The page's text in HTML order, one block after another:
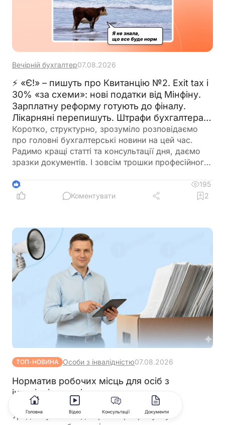
Вечірній бухгалтер07.08.2026
⚡ «Є!» – пишуть про Квитанцію №2. Exit tax і
30% «за схеми»: нові податки від Мінфіну.
Зарплатну реформу готують до фіналу.
Лікарняні перепишуть. Штрафи бухгалтерам
– теж. 🙋‍♀️ Вечірній бухгалтер від 07.08.2026
Коротко, структурно, зрозуміло розповідаємо
про головні бухгалтерські новини на цей час.
Радимо кращі статті та консультації дня, даємо
зразки документів. І зовсім трошки професійного
4
195
Коментувати
2
ТОП-НОВИНА Особи з інвалідністю07.08.2026
Норматив робочих місць для осіб з
інвалідністю змінять: кого не
враховуватимуть у розрахунку
Уряд готує зміни до правил розрахунку
Головна Відео Консультації Документи